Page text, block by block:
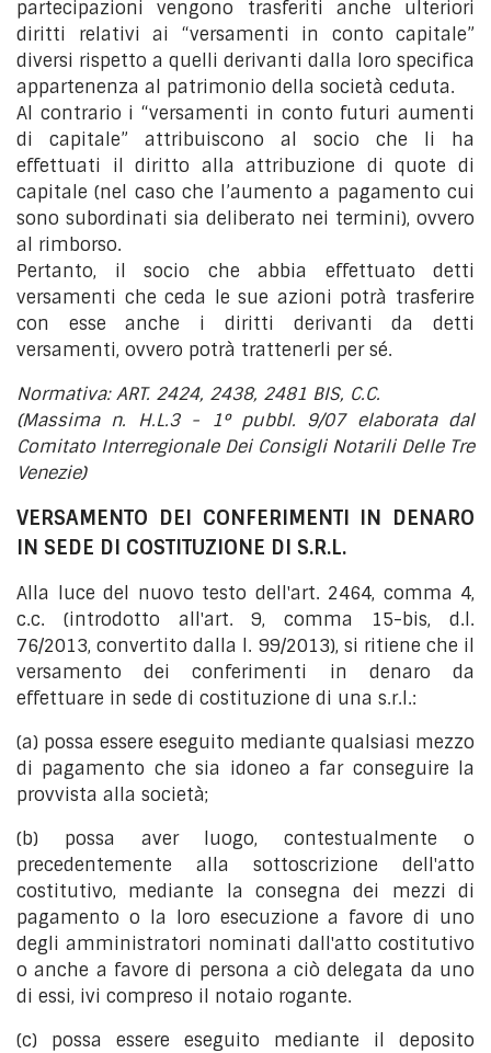
partecipazioni vengono trasferiti anche ulteriori
diritti relativi ai “versamenti in conto capitale”
diversi rispetto a quelli derivanti dalla loro specifica
appartenenza al patrimonio della società ceduta.
Al contrario i “versamenti in conto futuri aumenti
di capitale” attribuiscono al socio che li ha
effettuati il diritto alla attribuzione di quote di
capitale (nel caso che l’aumento a pagamento cui
sono subordinati sia deliberato nei termini), ovvero
al rimborso.
Pertanto, il socio che abbia effettuato detti
versamenti che ceda le sue azioni potrà trasferire
con esse anche i diritti derivanti da detti
versamenti, ovvero potrà trattenerli per sé.
Normativa: ART. 2424, 2438, 2481 BIS, C.C.
(Massima n. H.L.3 - 1° pubbl. 9/07 elaborata dal
Comitato Interregionale Dei Consigli Notarili Delle Tre
Venezie)
VERSAMENTO DEI CONFERIMENTI IN DENARO
IN SEDE DI COSTITUZIONE DI S.R.L.
Alla luce del nuovo testo dell'art. 2464, comma 4,
c.c. (introdotto all'art. 9, comma 15-bis, d.l.
76/2013, convertito dalla l. 99/2013), si ritiene che il
versamento dei conferimenti in denaro da
effettuare in sede di costituzione di una s.r.l.:
(a) possa essere eseguito mediante qualsiasi mezzo
di pagamento che sia idoneo a far conseguire la
provvista alla società;
(b) possa aver luogo, contestualmente o
precedentemente alla sottoscrizione dell'atto
costitutivo, mediante la consegna dei mezzi di
pagamento o la loro esecuzione a favore di uno
degli amministratori nominati dall'atto costitutivo
o anche a favore di persona a ciò delegata da uno
di essi, ivi compreso il notaio rogante.
(c) possa essere eseguito mediante il deposito